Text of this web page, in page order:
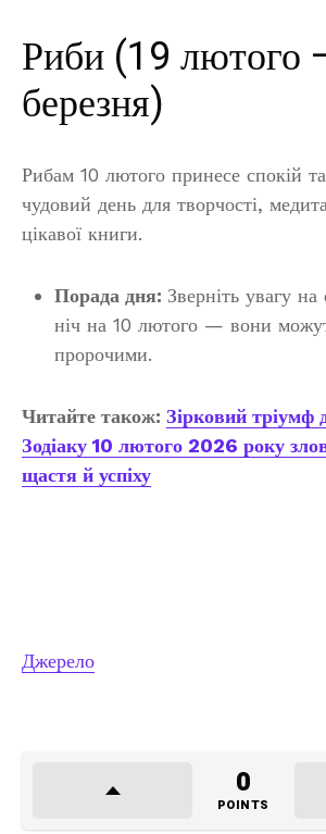
Риби (19 лютого
березня)
Рибам 10 лютого принесе спокій
чудовий день для творчості,
цікавої книги.
Порада дня: Зверніть увагу на
ніч на 10 лютого — вони
пророчими.
Читайте також: Зірковий тріумф
Зодіаку 10 лютого 2026 року
щастя й успіху
Джерело
0
POINTS